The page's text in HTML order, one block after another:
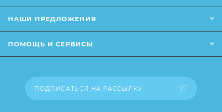
влияющие на основные потребительские свойства
свойства и иные существенные элементы товара и
НАШИ ПРЕДЛОЖЕНИЯ
ПОМОЩЬ И СЕРВИСЫ
ПОДПИСАТЬСЯ НА РАССЫЛКУ